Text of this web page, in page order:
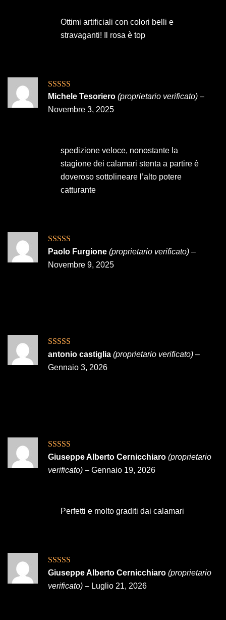
Ottimi artificiali con colori belli e
stravaganti! Il rosa è top
Valutato5su
5
Michele Tesoriero (proprietario verificato) –
Novembre 3, 2025
spedizione veloce, nonostante la
stagione dei calamari stenta a partire è
doveroso sottolineare l’alto potere
catturante
Valutato5su
5
Paolo Furgione (proprietario verificato) –
Novembre 9, 2025
Valutato5su
5
antonio castiglia (proprietario verificato) –
Gennaio 3, 2026
Valutato5su
5
Giuseppe Alberto Cernicchiaro (proprietario
verificato) – Gennaio 19, 2026
Perfetti e molto graditi dai calamari
Valutato5su
5
Giuseppe Alberto Cernicchiaro (proprietario
verificato) – Luglio 21, 2026